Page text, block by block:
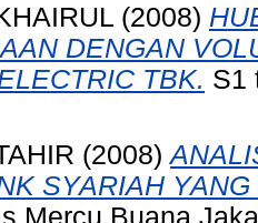
(2008)
DENGAN
TBK. S1
(2008)
SYARIAH